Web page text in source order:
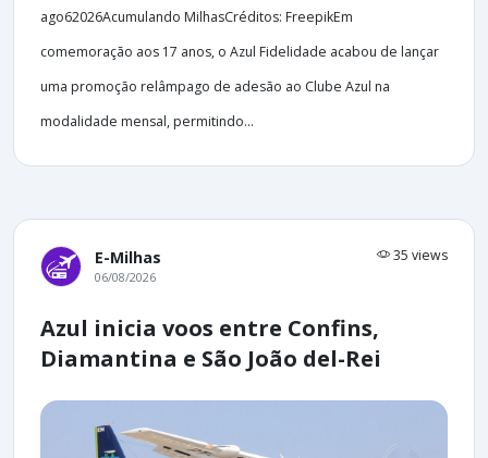
ago62026Acumulando MilhasCréditos: FreepikEm
comemoração aos 17 anos, o Azul Fidelidade acabou de lançar
uma promoção relâmpago de adesão ao Clube Azul na
modalidade mensal, permitindo...
E-Milhas 35 views
06/08/2026
Azul inicia voos entre Confins,
Diamantina e São João del-Rei